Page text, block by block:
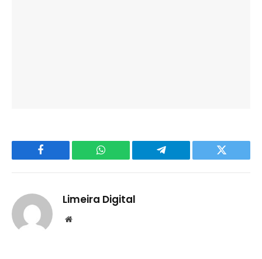
Facebook WhatsApp Telegram Twitter
Limeira Digital
Website